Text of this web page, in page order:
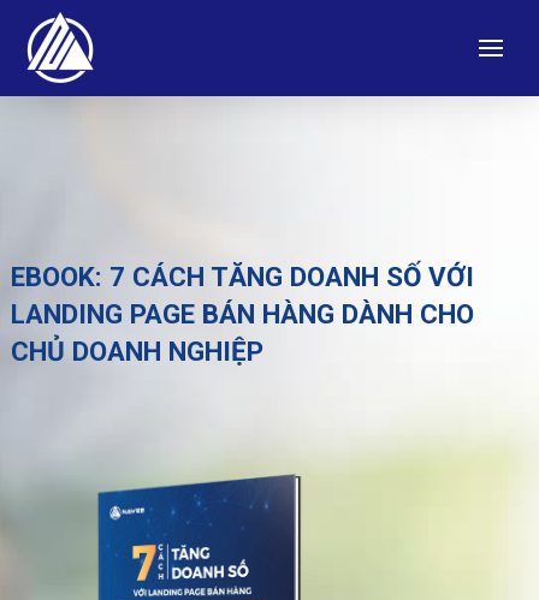
EBOOK: 7 CÁCH TĂNG DOANH SỐ VỚI
LANDING PAGE BÁN HÀNG DÀNH CHO
CHỦ DOANH NGHIỆP